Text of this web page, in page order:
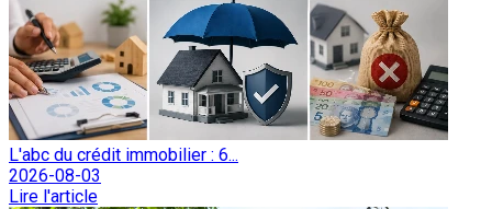
L'abc du crédit immobilier : 6...
2026-08-03
Lire l'article